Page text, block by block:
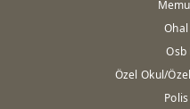
Osb
Özel Okul/